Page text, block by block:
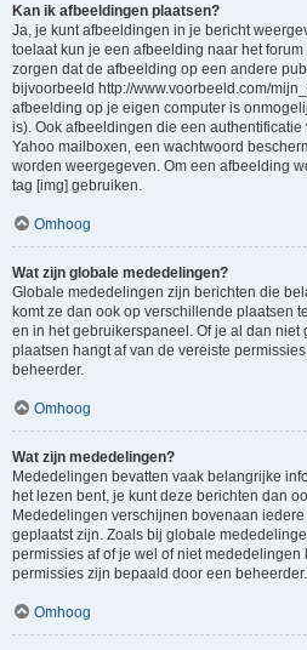
Kan ik afbeeldingen plaatsen?
Ja, je kunt afbeeldingen in je bericht
toelaat kun je een afbeelding naar het
zorgen dat de afbeelding op een andere
bijvoorbeeld http://www.voorbeeld.com/
afbeelding op je eigen computer is
is). Ook afbeeldingen die een
Yahoo mailboxen, een wachtwoord
worden weergegeven. Om een afbeelding
tag [img] gebruiken.
Omhoog
Wat zijn globale mededelingen?
Globale mededelingen zijn berichten die
komt ze dan ook op verschillende plaatsen
en in het gebruikerspaneel. Of je al dan
plaatsen hangt af van de vereiste
beheerder.
Omhoog
Wat zijn mededelingen?
Mededelingen bevatten vaak belangrijke
het lezen bent, je kunt deze berichten dan
Mededelingen verschijnen bovenaan
geplaatst zijn. Zoals bij globale
permissies af of je wel of niet
permissies zijn bepaald door een beheerder.
Omhoog